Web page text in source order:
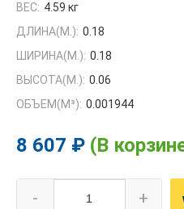
ВЕС: 4.59 кг
ДЛИНА(М.): 0.18
ШИРИНА(М.): 0.18
ВЫСОТА(М.): 0.06
ОБЪЕМ(M³): 0.001944
8 607 ₽ (В
- +